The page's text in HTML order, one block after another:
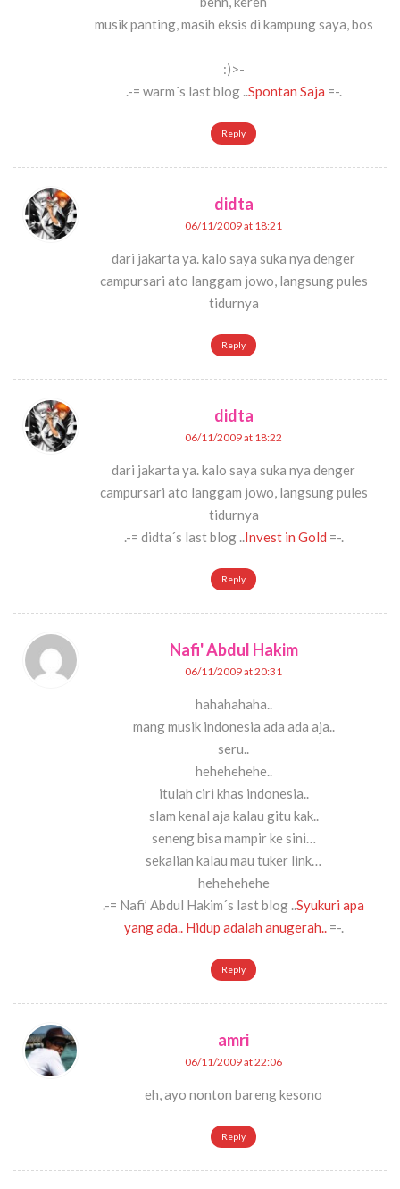
musik panting, masih eksis di kampung saya, bos
:)>-
.-= warm´s last blog ..Spontan Saja =-.
Reply
didta
06/11/2009 at 18:21
dari jakarta ya. kalo saya suka nya denger
campursari ato langgam jowo, langsung pules
tidurnya
Reply
didta
06/11/2009 at 18:22
dari jakarta ya. kalo saya suka nya denger
campursari ato langgam jowo, langsung pules
tidurnya
.-= didta´s last blog ..Invest in Gold =-.
Reply
Nafi' Abdul Hakim
06/11/2009 at 20:31
hahahahaha..
mang musik indonesia ada ada aja..
seru..
hehehehehe..
itulah ciri khas indonesia..
slam kenal aja kalau gitu kak..
seneng bisa mampir ke sini…
sekalian kalau mau tuker link…
hehehehehe
.-= Nafi’ Abdul Hakim´s last blog ..Syukuri apa
yang ada.. Hidup adalah anugerah..=-.
Reply
amri
06/11/2009 at 22:06
eh, ayo nonton bareng kesono
Reply